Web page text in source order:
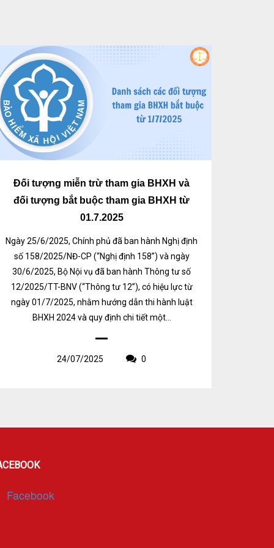
Đối tượng miễn trừ tham gia BHXH và
đối tượng bắt buộc tham gia BHXH từ
01.7.2025
Ngày 25/6/2025, Chính phủ đã ban hành Nghị định
số 158/2025/NĐ-CP (“Nghị định 158”) và ngày
30/6/2025, Bộ Nội vụ đã ban hành Thông tư số
12/2025/TT-BNV (“Thông tư 12”), có hiệu lực từ
ngày 01/7/2025, nhằm hướng dẫn thi hành luật
BHXH 2024 và quy định chi tiết một...
24/07/2025 0
Facebook